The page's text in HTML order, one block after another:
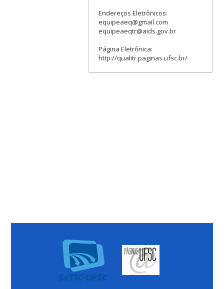
Endereços Eletrônicos:
equipeaeq@gmail.com
equipeaeqtr@aids.gov.br
Página Eletrônica:
http://qualitr.paginas.ufsc.br/